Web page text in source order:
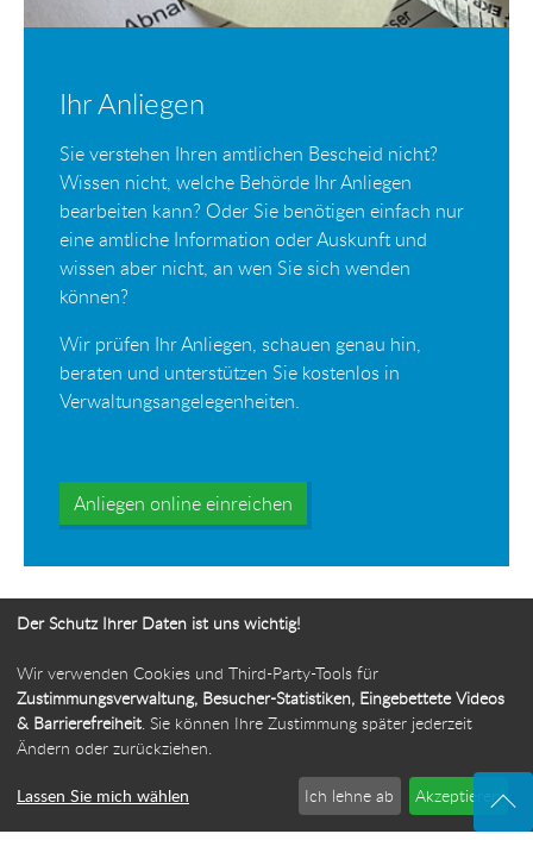
Ihr Anliegen
Sie verstehen Ihren amtlichen Bescheid nicht?
Wissen nicht, welche Behörde Ihr Anliegen
bearbeiten kann? Oder Sie benötigen einfach nur
eine amtliche Information oder Auskunft und
wissen aber nicht, an wen Sie sich wenden
können?
Wir prüfen Ihr Anliegen, schauen genau hin,
beraten und unterstützen Sie kostenlos in
Verwaltungsangelegenheiten.
Anliegen online einreichen
Ihr Weg zur Bürgerbeauftragten
Der Schutz Ihrer Daten ist uns wichtig!
Wir verwenden Cookies und Third-Party-Tools für
Zustimmungsverwaltung, Besucher-Statistiken, Eingebettete Videos
& Barrierefreiheit. Sie können Ihre Zustimmung später jederzeit
Ändern oder zurückziehen.
Lassen Sie mich wählen Ich lehne ab Akzeptieren